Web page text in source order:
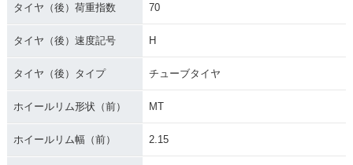
タイヤ（後）荷重指数 70
タイヤ（後）速度記号 H
タイヤ（後）タイプ チューブタイヤ
ホイールリム形状（前） MT
ホイールリム幅（前） 2.15